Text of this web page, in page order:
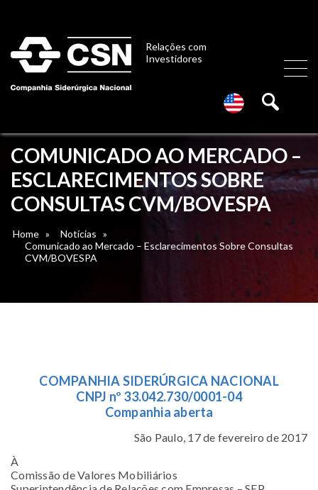
Relações com
Investidores
COMUNICADO AO MERCADO –
ESCLARECIMENTOS SOBRE
CONSULTAS CVM/BOVESPA
Home » Notícias »
Comunicado ao Mercado – Esclarecimentos Sobre Consultas
CVM/BOVESPA
COMPANHIA SIDERÚRGICA NACIONAL
CNPJ nº 33.042.730/0001-04
Companhia aberta
São Paulo, 17 de fevereiro de 2017
À
Comissão de Valores Mobiliários